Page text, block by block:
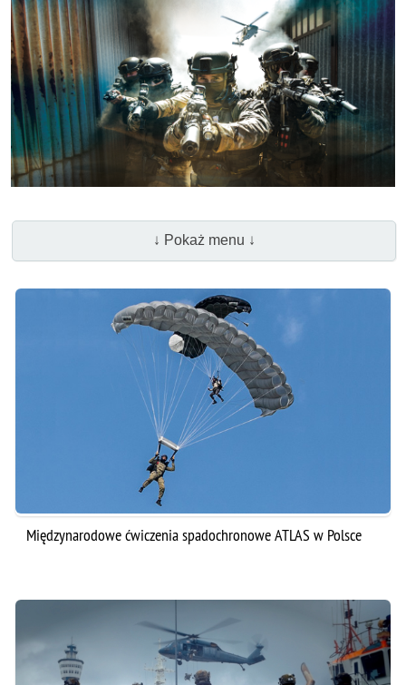
↓ Pokaż menu ↓
Międzynarodowe ćwiczenia spadochronowe ATLAS w Polsce